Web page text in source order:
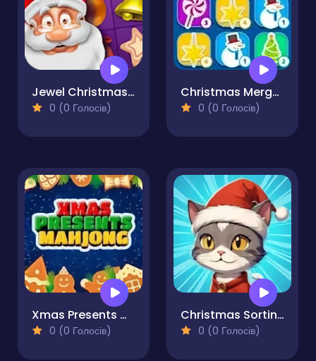
Jewel Christmas Story
0 (0 Голосів)
Christmas Merge - Match 3 Puzzle
0 (0 Голосів)
Xmas Presents Mahjong
0 (0 Голосів)
Christmas Sorting
0 (0 Голосів)